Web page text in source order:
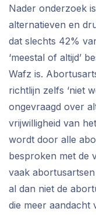
Nader onderzoek
alternatieven en
dat slechts 42%
‘meestal of altijd’
Wafz is.
richtlijn zelfs ‘niet
ongevraagd over
vrijwilligheid van
wordt door alle
besproken met de
vaak
al dan niet de
die meer aandacht